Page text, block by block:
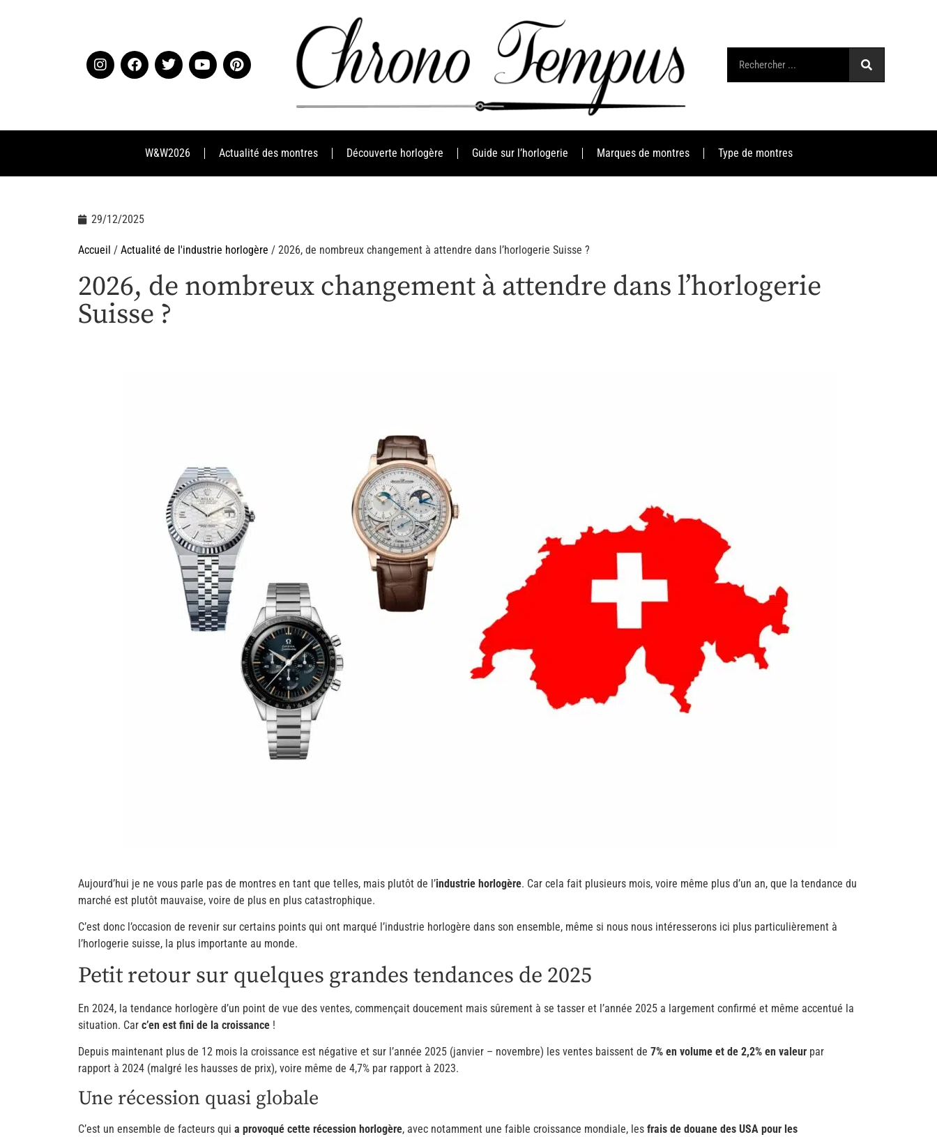
W&W2026 Actualité des montres Découverte horlogère Guide sur l’horlogerie Marques de montres Type de montres
29/12/2025
Accueil / Actualité de l'industrie horlogère / 2026, de nombreux changement à attendre dans l’horlogerie Suisse ?
2026, de nombreux changement à attendre dans l’horlogerie
Suisse ?
Aujourd’hui je ne vous parle pas de montres en tant que telles, mais plutôt de l’industrie horlogère. Car cela fait plusieurs mois, voire même plus d’un an, que la tendance du
marché est plutôt mauvaise, voire de plus en plus catastrophique.
C’est donc l’occasion de revenir sur certains points qui ont marqué l’industrie horlogère dans son ensemble, même si nous nous intéresserons ici plus particulièrement à
l’horlogerie suisse, la plus importante au monde.
Petit retour sur quelques grandes tendances de 2025
En 2024, la tendance horlogère d’un point de vue des ventes, commençait doucement mais sûrement à se tasser et l’année 2025 a largement confirmé et même accentué la
situation. Car c’en est fini de la croissance !
Depuis maintenant plus de 12 mois la croissance est négative et sur l’année 2025 (janvier – novembre) les ventes baissent de 7% en volume et de 2,2% en valeur par
rapport à 2024 (malgré les hausses de prix), voire même de 4,7% par rapport à 2023.
Une récession quasi globale
C’est un ensemble de facteurs qui a provoqué cette récession horlogère, avec notamment une faible croissance mondiale, les frais de douane des USA pour les